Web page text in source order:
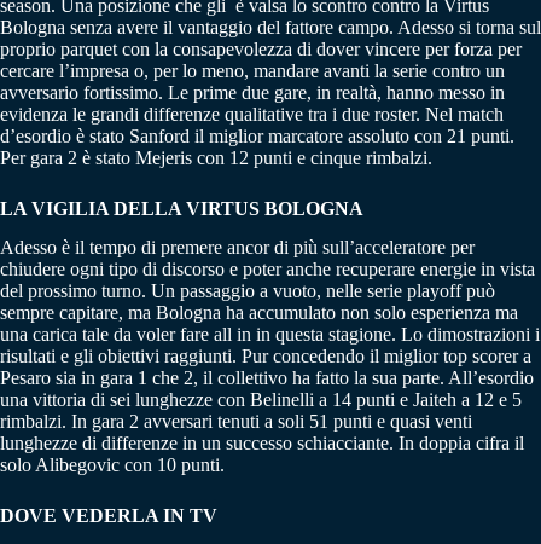
season. Una posizione che gli è valsa lo scontro contro la Virtus
Bologna senza avere il vantaggio del fattore campo. Adesso si torna sul
proprio parquet con la consapevolezza di dover vincere per forza per
cercare l’impresa o, per lo meno, mandare avanti la serie contro un
avversario fortissimo. Le prime due gare, in realtà, hanno messo in
evidenza le grandi differenze qualitative tra i due roster. Nel match
d’esordio è stato Sanford il miglior marcatore assoluto con 21 punti.
Per gara 2 è stato Mejeris con 12 punti e cinque rimbalzi.
LA VIGILIA DELLA VIRTUS BOLOGNA
Adesso è il tempo di premere ancor di più sull’acceleratore per
chiudere ogni tipo di discorso e poter anche recuperare energie in vista
del prossimo turno. Un passaggio a vuoto, nelle serie playoff può
sempre capitare, ma Bologna ha accumulato non solo esperienza ma
una carica tale da voler fare all in in questa stagione. Lo dimostrazioni i
risultati e gli obiettivi raggiunti. Pur concedendo il miglior top scorer a
Pesaro sia in gara 1 che 2, il collettivo ha fatto la sua parte. All’esordio
una vittoria di sei lunghezze con Belinelli a 14 punti e Jaiteh a 12 e 5
rimbalzi. In gara 2 avversari tenuti a soli 51 punti e quasi venti
lunghezze di differenze in un successo schiacciante. In doppia cifra il
solo Alibegovic con 10 punti.
DOVE VEDERLA IN TV